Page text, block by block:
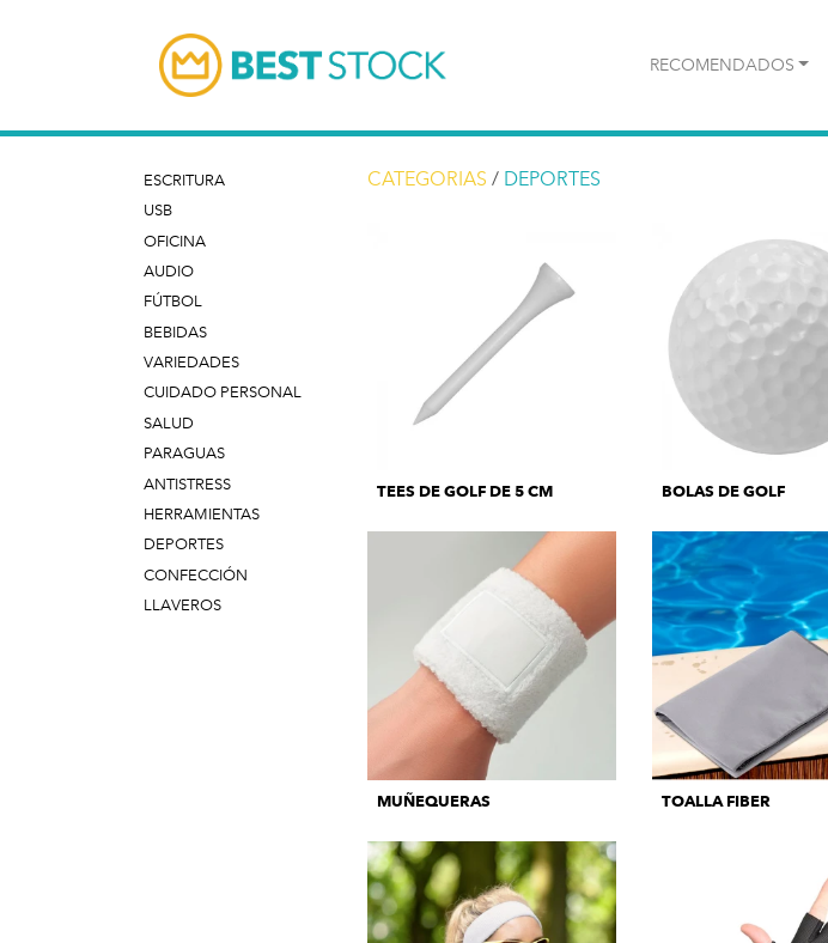
RECOMENDADOS
ESCRITURA
USB
OFICINA
AUDIO
FÚTBOL
BEBIDAS
VARIEDADES
CUIDADO PERSONAL
SALUD
PARAGUAS
ANTISTRESS
HERRAMIENTAS
DEPORTES
CONFECCIÓN
LLAVEROS
CATEGORIAS / DEPORTES
TEES DE GOLF DE 5 CM BOLAS DE GOLF
MUÑEQUERAS TOALLA FIBER